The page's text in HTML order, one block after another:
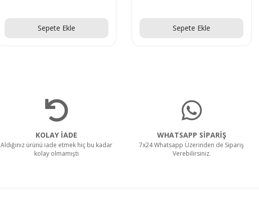
Sepete Ekle
Sepete Ekle
KOLAY İADE
Aldığınız ürünü iade etmek hiç bu kadar
kolay olmamıştı
WHATSAPP SİPARİŞ
7x24 Whatsapp Üzerinden de Sipariş
Verebilirsiniz.